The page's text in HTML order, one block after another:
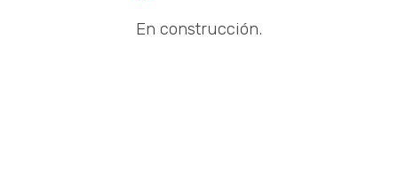
En construcción.